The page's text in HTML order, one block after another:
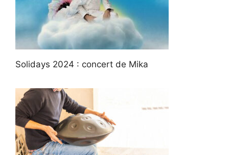
Solidays 2024 : concert de Mika